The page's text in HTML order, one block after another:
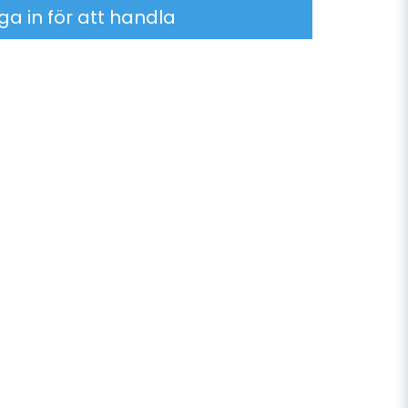
in för att handla